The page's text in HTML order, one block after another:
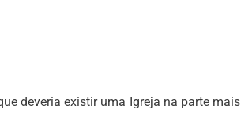
deveria existir uma Igreja na parte mais